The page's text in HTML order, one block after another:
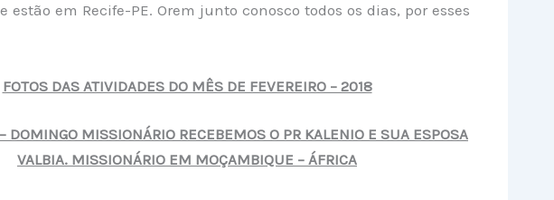
estão em Recife-PE. Orem junto conosco todos os dias, por esses
FOTOS DAS ATIVIDADES DO MÊS DE FEVEREIRO – 2018
DOMINGO MISSIONÁRIO RECEBEMOS O PR KALENIO E SUA ESPOSA
VALBIA. MISSIONÁRIO EM MOÇAMBIQUE – ÁFRICA